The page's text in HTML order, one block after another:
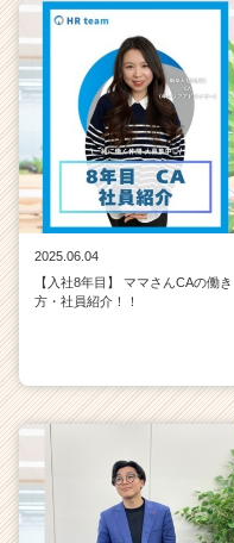
2025.06.04
【入社8年目】 ママさんCAの働き
方・社員紹介！！